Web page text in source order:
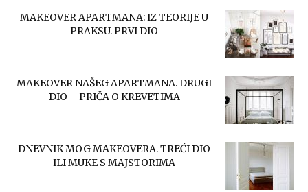
MAKEOVER APARTMANA: IZ TEORIJE U
PRAKSU. PRVI DIO
MAKEOVER NAŠEG APARTMANA. DRUGI
DIO – PRIČA O KREVETIMA
DNEVNIK MOG MAKEOVERA. TREĆI DIO
ILI MUKE S MAJSTORIMA